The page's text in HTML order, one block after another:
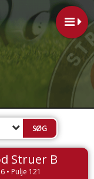
Struer B
• Pulje 121